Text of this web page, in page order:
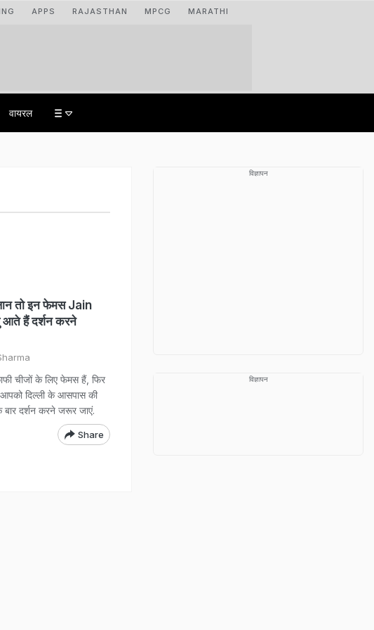
APPS RAJASTHAN MPCG MARATHI
वायरल
तो इन फेमस Jain
आते हैं दर्शन करने
चीजों के लिए फेमस हैं, फिर
दिल्ली के आसपास की
दर्शन करने जरूर जाएं.
Share
विज्ञापन
विज्ञापन